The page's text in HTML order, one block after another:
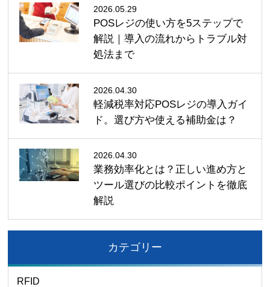
2026.05.29
POSレジの使い方を5ステップで
解説｜導入の流れからトラブル対
処法まで
2026.04.30
軽減税率対応POSレジの導入ガイ
ド。選び方や使える補助金は？
2026.04.30
業務効率化とは？正しい進め方と
ツール選びの比較ポイントを徹底
解説
カテゴリー
RFID